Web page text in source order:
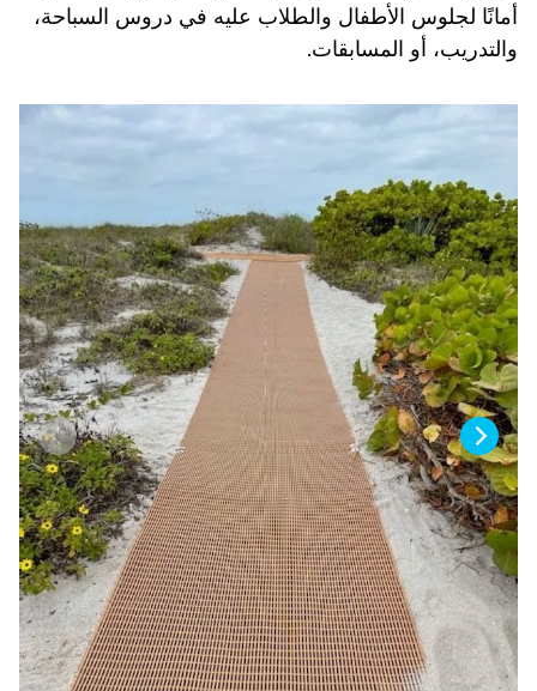
أمانًا لجلوس الأطفال والطلاب عليه في دروس السباحة،
والتدريب، أو المسابقات.